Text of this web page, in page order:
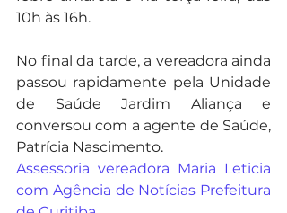
10h às 16h.
No final da tarde, a vereadora ainda
passou rapidamente pela Unidade
de Saúde Jardim Aliança e
conversou com a agente de Saúde,
Patrícia Nascimento.
Assessoria vereadora Maria Leticia
com Agência de Notícias Prefeitura